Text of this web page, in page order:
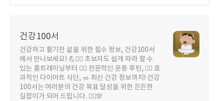
건강100서
건강하고 활기찬 삶을 위한 필수 정보, 건강100서
에서 만나보세요! 💪🤸‍♀️ 초보자도 쉽게 따라 할 수
있는 홈트레이닝부터 🏋️‍♀️ 전문적인 운동 루틴, 🏃‍♂️ 효
과적인 다이어트 식단, 🥗 최신 건강 정보까지! 건강
100서는 여러분의 건강 목표 달성을 위한 든든한
길잡이가 되어 드립니다. 🚶‍♀️💯